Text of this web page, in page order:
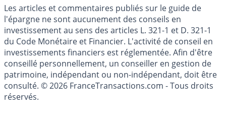
Les articles et commentaires publiés sur le guide de
l'épargne ne sont aucunement des conseils en
investissement au sens des articles L. 321-1 et D. 321-1
du Code Monétaire et Financier. L'activité de conseil en
investissements financiers est réglementée. Afin d'être
conseillé personnellement, un conseiller en gestion de
patrimoine, indépendant ou non-indépendant, doit être
consulté. © 2026 FranceTransactions.com - Tous droits
réservés.